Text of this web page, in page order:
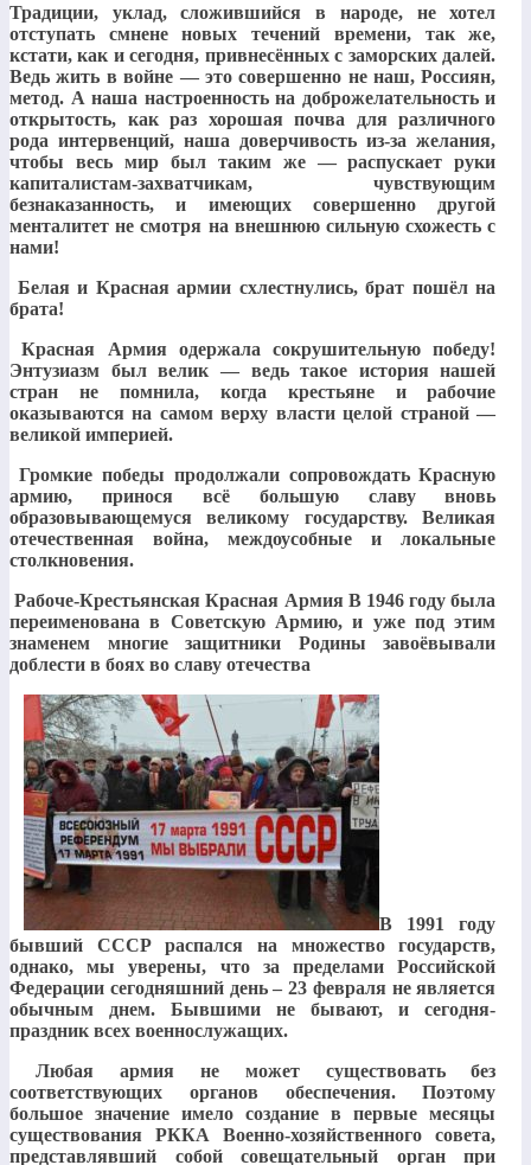
Традиции, уклад, сложившийся в народе, не хотел
отступать смнене новых течений времени, так же,
кстати, как и сегодня, привнесённых с заморских далей.
Ведь жить в войне — это совершенно не наш, Россиян,
метод. А наша настроенность на доброжелательность и
открытость, как раз хорошая почва для различного
рода интервенций, наша доверчивость из-за желания,
чтобы весь мир был таким же — распускает руки
капиталистам-захватчикам, чувствующим
безнаказанность, и имеющих совершенно другой
менталитет не смотря на внешнюю сильную схожесть с
нами!
Белая и Красная армии схлестнулись, брат пошёл на
брата!
Красная Армия одержала сокрушительную победу!
Энтузиазм был велик — ведь такое история нашей
стран не помнила, когда крестьяне и рабочие
оказываются на самом верху власти целой страной —
великой империей.
Громкие победы продолжали сопровождать Красную
армию, принося всё большую славу вновь
образовывающемуся великому государству. Великая
отечественная война, междоусобные и локальные
столкновения.
Рабоче-Крестьянская Красная Армия В 1946 году была
переименована в Советскую Армию, и уже под этим
знаменем многие защитники Родины завоёвывали
доблести в боях во славу отечества
В 1991 году
бывший СССР распался на множество государств,
однако, мы уверены, что за пределами Российской
Федерации сегодняшний день – 23 февраля не является
обычным днем. Бывшими не бывают, и сегодня-
праздник всех военнослужащих.
Любая армия не может существовать без
соответствующих органов обеспечения. Поэтому
большое значение имело создание в первые месяцы
существования РККА Военно-хозяйственного совета,
представлявший собой совещательный орган при